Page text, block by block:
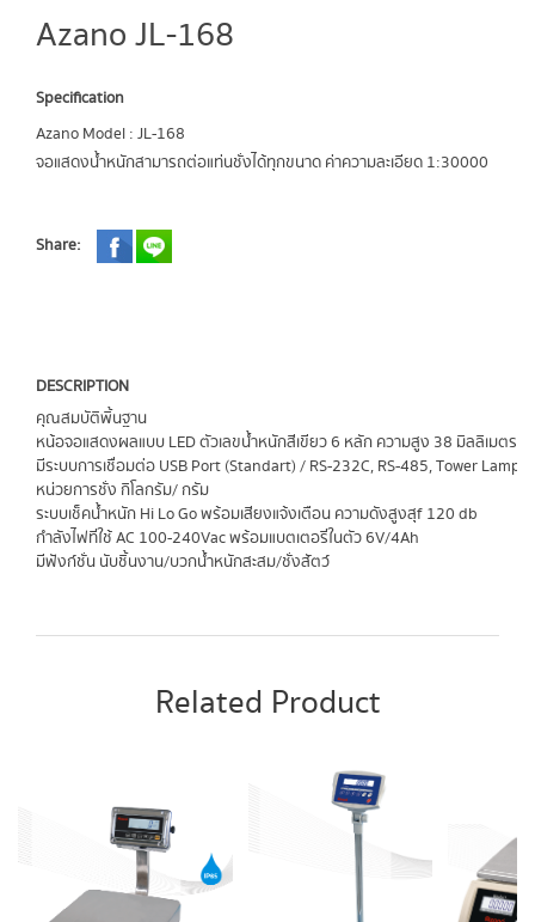
Azano JL-168
Specification
Azano Model : JL-168
จอแสดงน้ำหนักสามารถต่อแท่นชั่งได้ทุกขนาด ค่าความละเอียด 1:30000
Share:
DESCRIPTION
คุณสมบัติพิ้นฐาน
หน้อจอแสดงผลแบบ LED ตัวเลขน้ำหนักสีเขียว 6 หลัก ความสูง 38 มิลลิเมตร
มีระบบการเชื่อมต่อ USB Port (Standart) / RS-232C, RS-485, Tower
หน่วยการชั่ง กิโลกรัม/ กรัม
ระบบเช็คน้ำหนัก Hi Lo Go พร้อมเสียงแจ้งเตือน ความดังสูงสุf 120 db
กำลังไฟที่ใช้ AC 100-240Vac พร้อมแบตเตอรี่ในตัว 6V/4Ah
มีฟังก์ชั่น นับชิ้นงาน/บวกน้ำหนักสะสม/ชั่งสัตว์
Related Product